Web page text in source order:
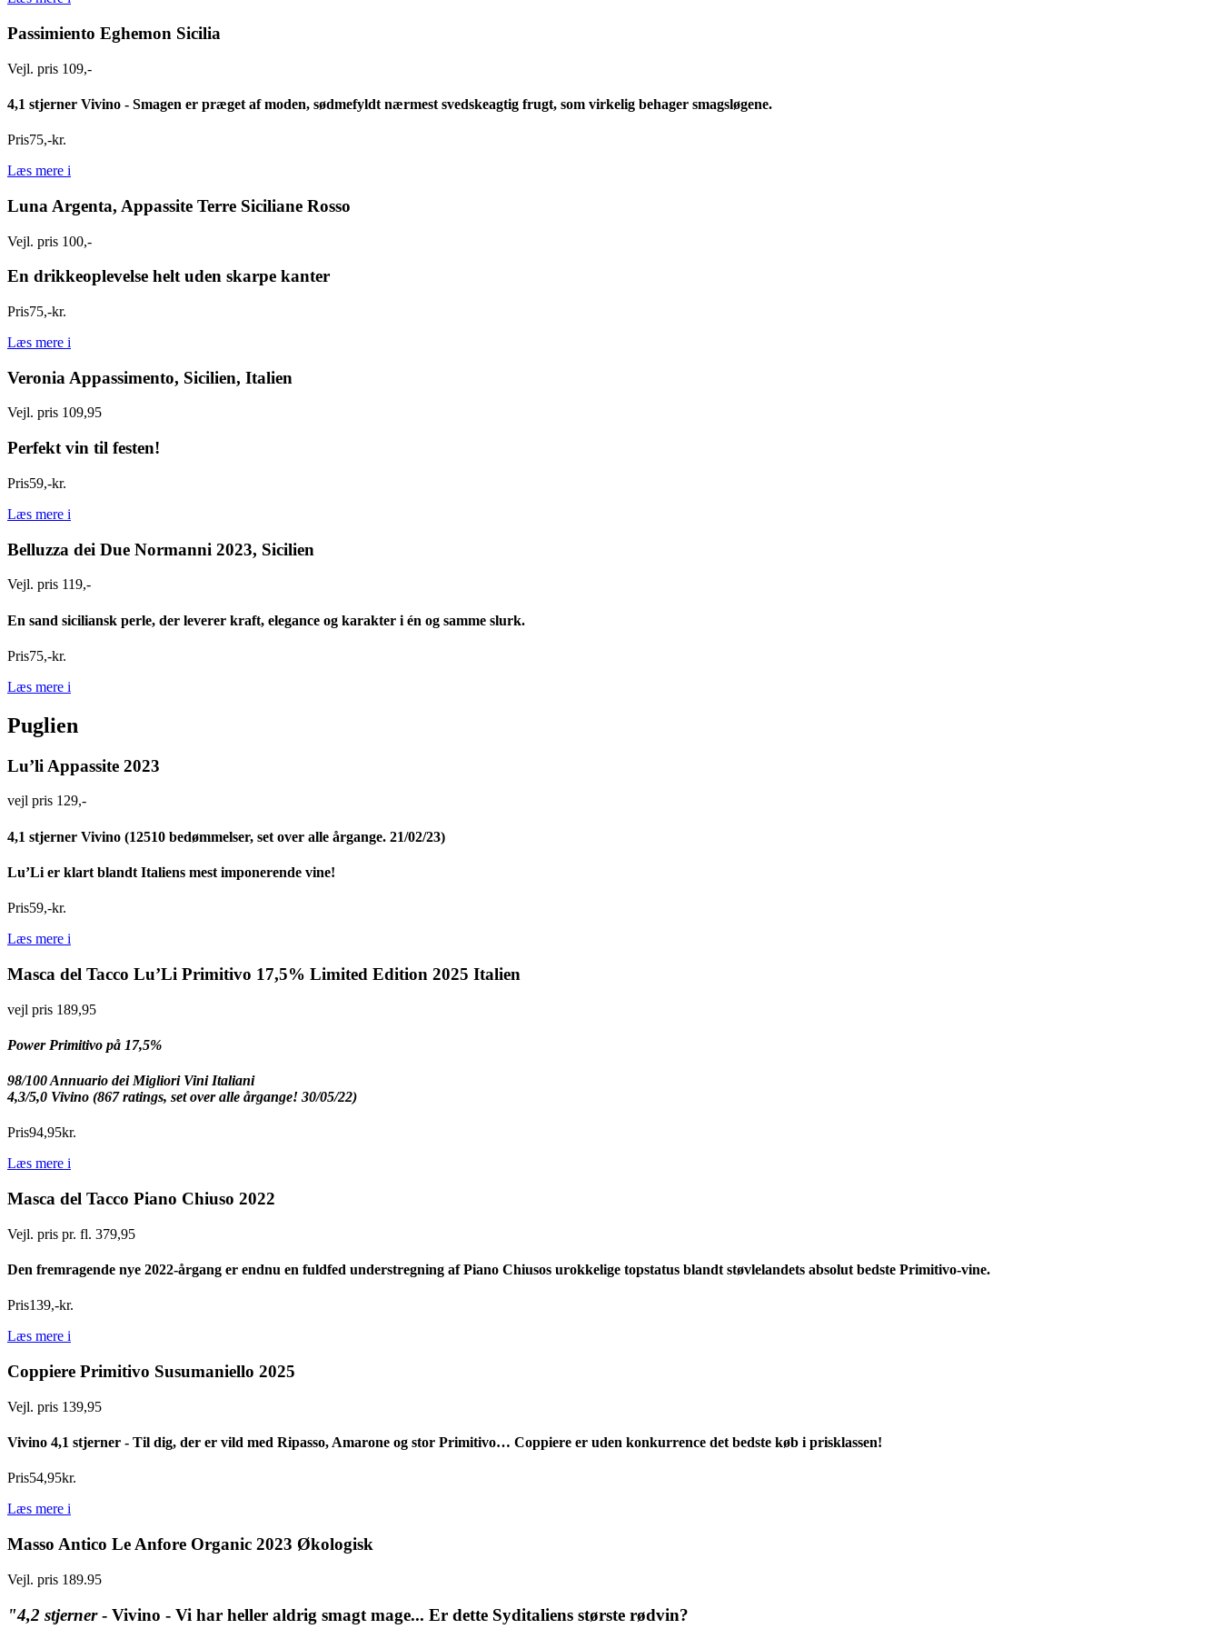
Passimiento Eghemon Sicilia
Vejl. pris 109,-
4,1 stjerner Vivino - Smagen er præget af moden, sødmefyldt nærmest svedskeagtig frugt, som virkelig behager smagsløgene.
Pris75,-kr.
Læs mere i
Luna Argenta, Appassite Terre Siciliane Rosso
Vejl. pris 100,-
En drikkeoplevelse helt uden skarpe kanter
Pris75,-kr.
Læs mere i
Veronia Appassimento, Sicilien, Italien
Vejl. pris 109,95
Perfekt vin til festen!
Pris59,-kr.
Læs mere i
Belluzza dei Due Normanni 2023, Sicilien
Vejl. pris 119,-
En sand siciliansk perle, der leverer kraft, elegance og karakter i én og samme slurk.
Pris75,-kr.
Læs mere i
Puglien
Lu’li Appassite 2023
vejl pris 129,-
4,1 stjerner Vivino (12510 bedømmelser, set over alle årgange. 21/02/23)
Lu’Li er klart blandt Italiens mest imponerende vine!
Pris59,-kr.
Læs mere i
Masca del Tacco Lu’Li Primitivo 17,5% Limited Edition 2025 Italien
vejl pris 189,95
Power Primitivo på 17,5%
98/100 Annuario dei Migliori Vini Italiani
4,3/5,0 Vivino (867 ratings, set over alle årgange! 30/05/22)
Pris94,95kr.
Læs mere i
Masca del Tacco Piano Chiuso 2022
Vejl. pris pr. fl. 379,95
Den fremragende nye 2022-årgang er endnu en fuldfed understregning af Piano Chiusos urokkelige topstatus blandt støvlelandets absolut bedste Primitivo-vine.
Pris139,-kr.
Læs mere i
Coppiere Primitivo Susumaniello 2025
Vejl. pris 139,95
Vivino 4,1 stjerner - Til dig, der er vild med Ripasso, Amarone og stor Primitivo… Coppiere er uden konkurrence det bedste køb i prisklassen!
Pris54,95kr.
Læs mere i
Masso Antico Le Anfore Organic 2023 Økologisk
Vejl. pris 189.95
"4,2 stjerner- Vivino - Vi har heller aldrig smagt mage... Er dette Syditaliens største rødvin?